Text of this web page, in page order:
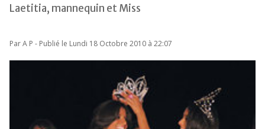
Laetitia, mannequin et Miss
Par A P - Publié le Lundi 18 Octobre 2010 à 22:07